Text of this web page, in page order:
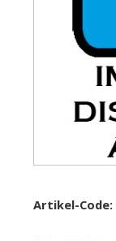
Artikel-Code: